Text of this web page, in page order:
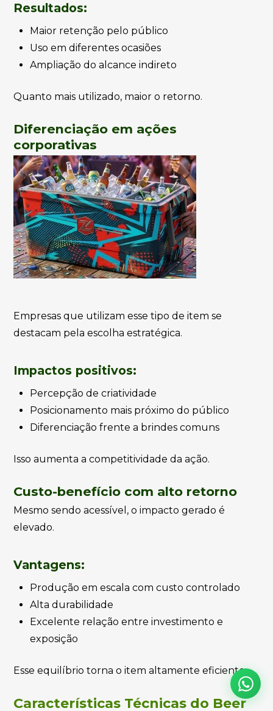
Resultados:
Maior retenção pelo público
Uso em diferentes ocasiões
Ampliação do alcance indireto
Quanto mais utilizado, maior o retorno.
Diferenciação em ações
corporativas
Empresas que utilizam esse tipo de item se
destacam pela escolha estratégica.
Impactos positivos:
Percepção de criatividade
Posicionamento mais próximo do público
Diferenciação frente a brindes comuns
Isso aumenta a competitividade da ação.
Custo-benefício com alto retorno
Mesmo sendo acessível, o impacto gerado é
elevado.
Vantagens:
Produção em escala com custo controlado
Alta durabilidade
Excelente relação entre investimento e
exposição
Esse equilíbrio torna o item altamente eficiente.
Características Técnicas do Beer